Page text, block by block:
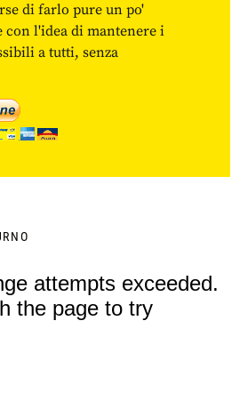
di farlo pure un po'
con l'idea di mantenere i
a tutti, senza